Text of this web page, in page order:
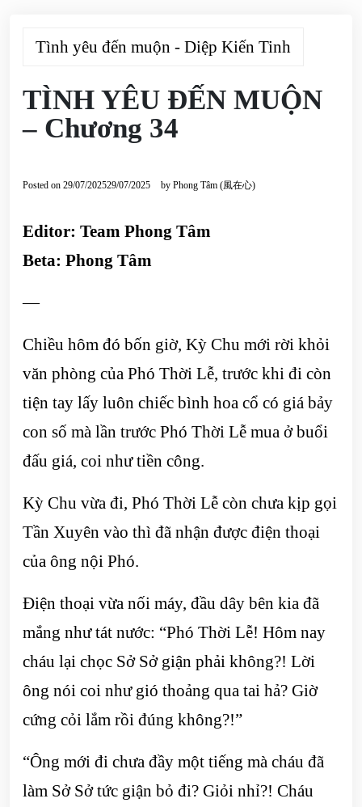
Tình yêu đến muộn - Diệp Kiến Tinh
TÌNH YÊU ĐẾN MUỘN
– Chương 34
Posted on 29/07/202529/07/2025 by Phong Tâm (風在心)
Editor: Team Phong Tâm
Beta: Phong Tâm
—
Chiều hôm đó bốn giờ, Kỳ Chu mới rời khỏi
văn phòng của Phó Thời Lễ, trước khi đi còn
tiện tay lấy luôn chiếc bình hoa cổ có giá bảy
con số mà lần trước Phó Thời Lễ mua ở buổi
đấu giá, coi như tiền công.
Kỳ Chu vừa đi, Phó Thời Lễ còn chưa kịp gọi
Tần Xuyên vào thì đã nhận được điện thoại
của ông nội Phó.
Điện thoại vừa nối máy, đầu dây bên kia đã
mắng như tát nước: “Phó Thời Lễ! Hôm nay
cháu lại chọc Sở Sở giận phải không?! Lời
ông nói coi như gió thoảng qua tai hả? Giờ
cứng cỏi lắm rồi đúng không?!”
“Ông mới đi chưa đầy một tiếng mà cháu đã
làm Sở Sở tức giận bỏ đi? Giỏi nhỉ?! Cháu